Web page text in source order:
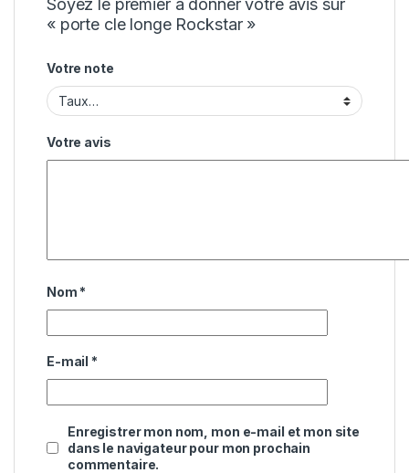
Soyez le premier à donner votre avis sur
« porte cle longe Rockstar »
Votre note
Votre avis
Nom *
E-mail *
Enregistrer mon nom, mon e-mail et mon site
dans le navigateur pour mon prochain
commentaire.